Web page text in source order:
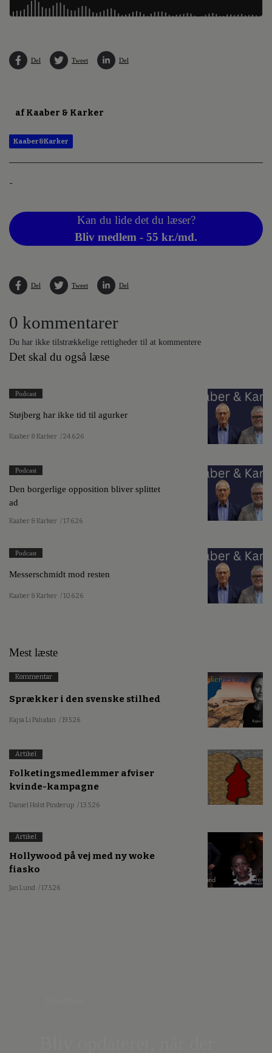
Del Tweet Del
af Kaaber & Karker
Kaaber&Karker
-
Kan du lide det du læser?
Bliv medlem - 55 kr./md.
Del Tweet Del
0 kommentarer
Du har ikke tilstrækkelige rettigheder til at kommentere
Det skal du også læse
Podcast
Støjberg har ikke tid til agurker
Kaaber & Karker / 24.6.26
Podcast
Den borgerlige opposition bliver splittet
ad
Kaaber & Karker / 17.6.26
Podcast
Messerschmidt mod resten
Kaaber & Karker / 10.6.26
Mest læste
Kommentar
Sprækker i den svenske stilhed
Kajsa Li Paludan / 19.5.26
Artikel
Folketingsmedlemmer afviser
kvinde-kampagne
Daniel Holst Pinderup / 13.5.26
Artikel
Hollywood på vej med ny woke
fiasko
Jan Lund / 17.5.26